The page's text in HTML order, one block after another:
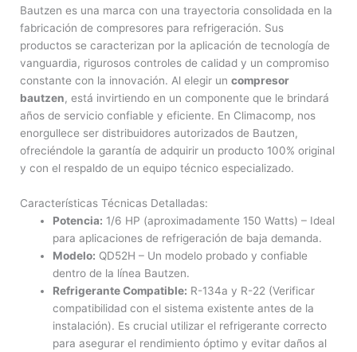
Bautzen es una marca con una trayectoria consolidada en la
fabricación de compresores para refrigeración. Sus
productos se caracterizan por la aplicación de tecnología de
vanguardia, rigurosos controles de calidad y un compromiso
constante con la innovación. Al elegir un compresor
bautzen, está invirtiendo en un componente que le brindará
años de servicio confiable y eficiente. En Climacomp, nos
enorgullece ser distribuidores autorizados de Bautzen,
ofreciéndole la garantía de adquirir un producto 100% original
y con el respaldo de un equipo técnico especializado.
Características Técnicas Detalladas:
Potencia: 1/6 HP (aproximadamente 150 Watts) – Ideal
para aplicaciones de refrigeración de baja demanda.
Modelo: QD52H – Un modelo probado y confiable
dentro de la línea Bautzen.
Refrigerante Compatible: R-134a y R-22 (Verificar
compatibilidad con el sistema existente antes de la
instalación). Es crucial utilizar el refrigerante correcto
para asegurar el rendimiento óptimo y evitar daños al